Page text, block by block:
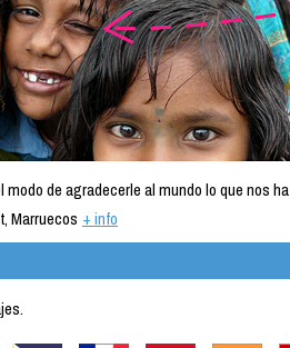
de agradecerle al mundo lo que nos ha
Marruecos + info